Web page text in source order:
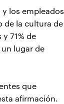
los empleados
de la cultura de
71% de
lugar de
que
afirmación.